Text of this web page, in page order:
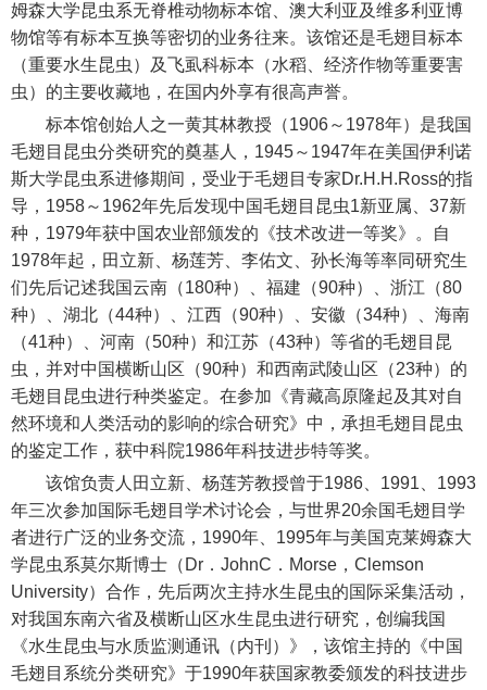
姆森大学昆虫系无脊椎动物标本馆、澳大利亚及维多利亚博
物馆等有标本互换等密切的业务往来。该馆还是毛翅目标本
（重要水生昆虫）及飞虱科标本（水稻、经济作物等重要害
虫）的主要收藏地，在国内外享有很高声誉。
标本馆创始人之一黄其林教授（1906～1978年）是我国
毛翅目昆虫分类研究的奠基人，1945～1947年在美国伊利诺
斯大学昆虫系进修期间，受业于毛翅目专家Dr.H.H.Ross的指
导，1958～1962年先后发现中国毛翅目昆虫1新亚属、37新
种，1979年获中国农业部颁发的《技术改进一等奖》。自
1978年起，田立新、杨莲芳、李佑文、孙长海等率同研究生
们先后记述我国云南（180种）、福建（90种）、浙江（80
种）、湖北（44种）、江西（90种）、安徽（34种）、海南
（41种）、河南（50种）和江苏（43种）等省的毛翅目昆
虫，并对中国横断山区（90种）和西南武陵山区（23种）的
毛翅目昆虫进行种类鉴定。在参加《青藏高原隆起及其对自
然环境和人类活动的影响的综合研究》中，承担毛翅目昆虫
的鉴定工作，获中科院1986年科技进步特等奖。
该馆负责人田立新、杨莲芳教授曾于1986、1991、1993
年三次参加国际毛翅目学术讨论会，与世界20余国毛翅目学
者进行广泛的业务交流，1990年、1995年与美国克莱姆森大
学昆虫系莫尔斯博士（Dr．JohnC．Morse，Clemson
University）合作，先后两次主持水生昆虫的国际采集活动，
对我国东南六省及横断山区水生昆虫进行研究，创编我国
《水生昆虫与水质监测通讯（内刊）》，该馆主持的《中国
毛翅目系统分类研究》于1990年获国家教委颁发的科技进步